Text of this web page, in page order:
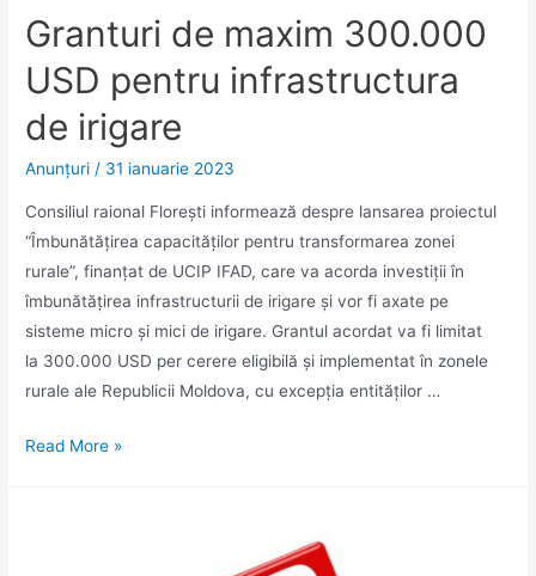
Granturi de maxim 300.000
USD pentru infrastructura
de irigare
Anunţuri / 31 ianuarie 2023
Consiliul raional Florești informează despre lansarea proiectul
“Îmbunătățirea capacităților pentru transformarea zonei
rurale”, finanțat de UCIP IFAD, care va acorda investiții în
îmbunătățirea infrastructurii de irigare și vor fi axate pe
sisteme micro și mici de irigare. Grantul acordat va fi limitat
la 300.000 USD per cerere eligibilă și implementat în zonele
rurale ale Republicii Moldova, cu excepția entităților …
Granturi
Read More »